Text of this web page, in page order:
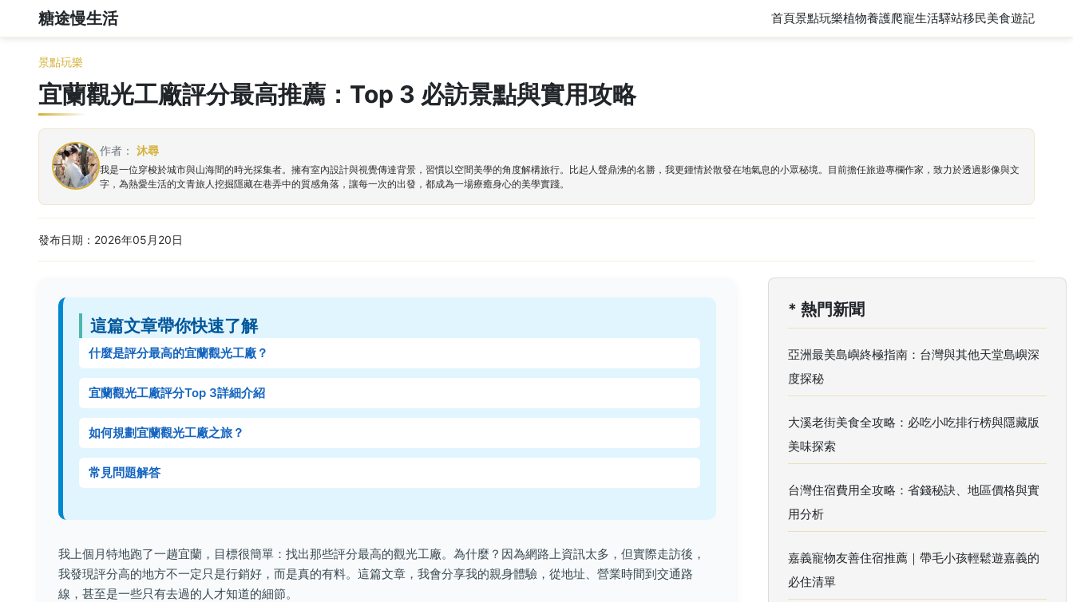
糖途慢生活 首頁景點玩樂植物養護爬寵生活驛站移民美食遊記
景點玩樂
宜蘭觀光工廠評分最高推薦：Top 3 必訪景點與實用攻略
作者： 沐尋
我是一位穿梭於城市與山海間的時光採集者。擁有室內設計與視覺傳達背景，習慣以空間美學的角度解構旅行。比起人聲鼎沸的名勝，我更鍾情於散發在地氣息的小眾秘境。目前擔任旅遊專欄作家，致力於透過影像與文
字，為熱愛生活的文青旅人挖掘隱藏在巷弄中的質感角落，讓每一次的出發，都成為一場療癒身心的美學實踐。
發布日期：2026年05月20日
這篇文章帶你快速了解
什麼是評分最高的宜蘭觀光工廠？
宜蘭觀光工廠評分Top 3詳細介紹
如何規劃宜蘭觀光工廠之旅？
常見問題解答
我上個月特地跑了一趟宜蘭，目標很簡單：找出那些評分最高的觀光工廠。為什麼？因為網路上資訊太多，但實際走訪後，
我發現評分高的地方不一定只是行銷好，而是真的有料。這篇文章，我會分享我的親身體驗，從地址、營業時間到交通路
線，甚至是一些只有去過的人才知道的細節。
* 熱門新聞
亞洲最美島嶼終極指南：台灣與其他天堂島嶼深
度探秘
大溪老街美食全攻略：必吃小吃排行榜與隱藏版
美味探索
台灣住宿費用全攻略：省錢秘訣、地區價格與實
用分析
嘉義寵物友善住宿推薦｜帶毛小孩輕鬆遊嘉義的
必住清單